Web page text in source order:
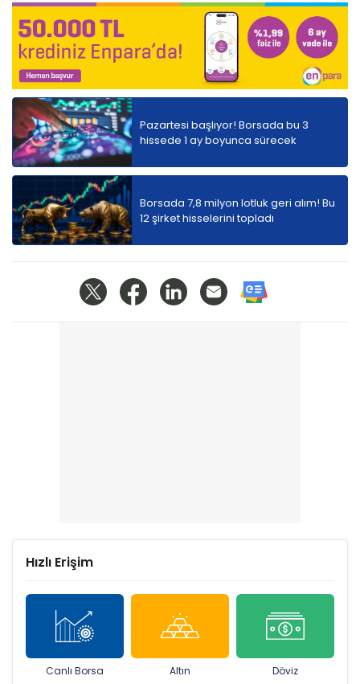
Pazartesi başlıyor! Borsada bu 3
hissede 1 ay boyunca sürecek
Borsada 7,8 milyon lotluk geri alım! Bu
12 şirket hisselerini topladı
Hızlı Erişim
Canlı Borsa Altın Döviz